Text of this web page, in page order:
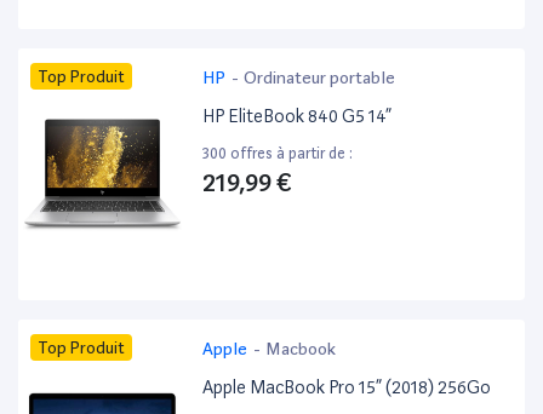
Top Produit HP - Ordinateur portable
HP EliteBook 840 G5 14”
300 offres à partir de :
219,99 €
Top Produit Apple - Macbook
Apple MacBook Pro 15” (2018) 256Go